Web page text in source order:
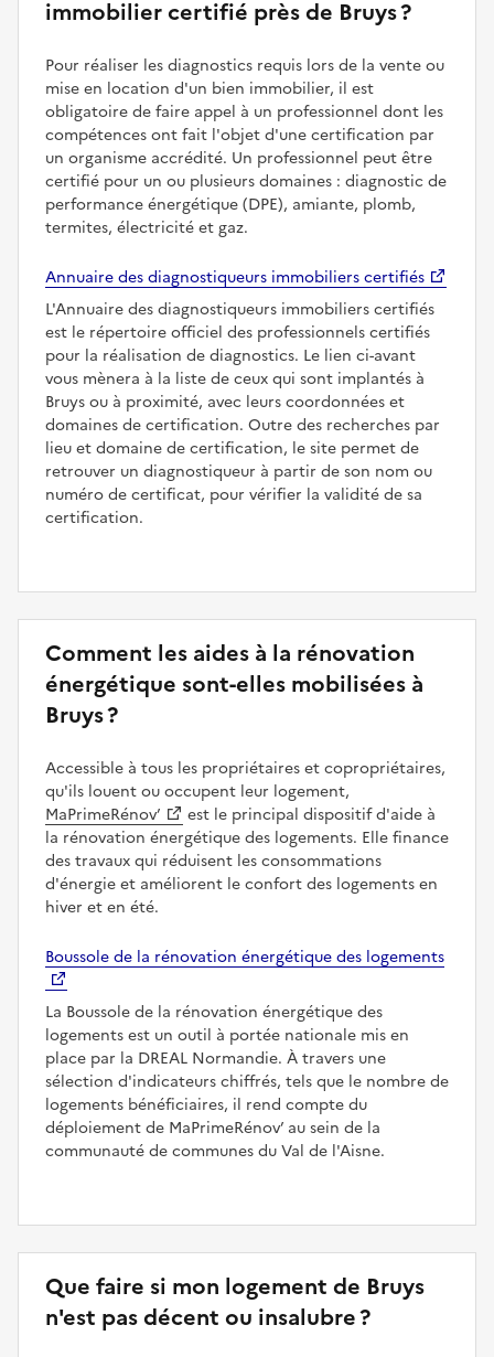
immobilier certifié près de Bruys ?
Pour réaliser les diagnostics requis lors de la vente ou
mise en location d'un bien immobilier, il est
obligatoire de faire appel à un professionnel dont les
compétences ont fait l'objet d'une certification par
un organisme accrédité. Un professionnel peut être
certifié pour un ou plusieurs domaines : diagnostic de
performance énergétique (DPE), amiante, plomb,
termites, électricité et gaz.
Annuaire des diagnostiqueurs immobiliers certifiés
L'Annuaire des diagnostiqueurs immobiliers certifiés
est le répertoire officiel des professionnels certifiés
pour la réalisation de diagnostics. Le lien ci-avant
vous mènera à la liste de ceux qui sont implantés à
Bruys ou à proximité, avec leurs coordonnées et
domaines de certification. Outre des recherches par
lieu et domaine de certification, le site permet de
retrouver un diagnostiqueur à partir de son nom ou
numéro de certificat, pour vérifier la validité de sa
certification.
Comment les aides à la rénovation
énergétique sont-elles mobilisées à
Bruys ?
Accessible à tous les propriétaires et copropriétaires,
qu'ils louent ou occupent leur logement,
MaPrimeRénov’
est le principal dispositif d'aide à
la rénovation énergétique des logements. Elle finance
des travaux qui réduisent les consommations
d'énergie et améliorent le confort des logements en
hiver et en été.
Boussole de la rénovation énergétique des logements
La Boussole de la rénovation énergétique des
logements est un outil à portée nationale mis en
place par la DREAL Normandie. À travers une
sélection d'indicateurs chiffrés, tels que le nombre de
logements bénéficiaires, il rend compte du
déploiement de MaPrimeRénov’ au sein de la
communauté de communes du Val de l'Aisne.
Que faire si mon logement de Bruys
n'est pas décent ou insalubre ?